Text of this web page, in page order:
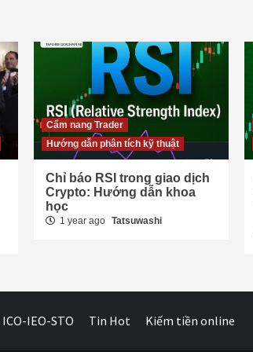
Cẩm nang Trader
Hướng dẫn phân tích kỹ thuật
Chỉ báo RSI trong giao dịch
Crypto: Hướng dẫn khoa
học
1 year ago Tatsuwashi
ICO-IEO-STO Tin Hot Kiếm tiền online